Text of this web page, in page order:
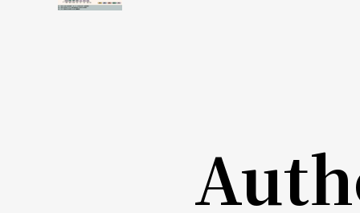
投地區會員則占7%。
中部場館移動相對成本較低，也呈現有此動能
依所在地區與場館定位、節目內容，各自發揮